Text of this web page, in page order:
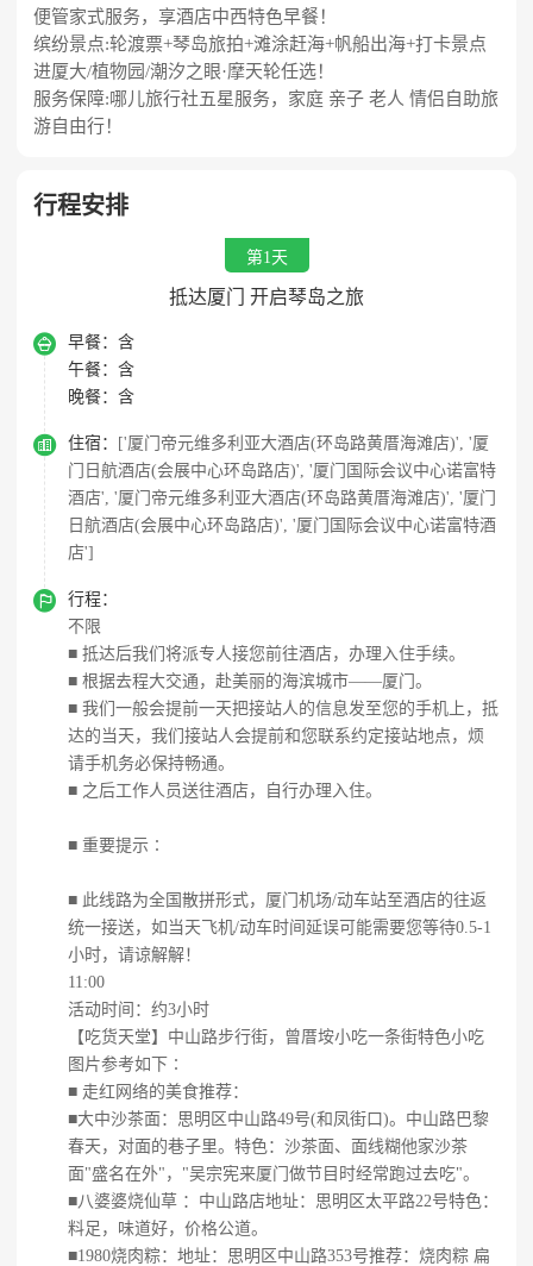
便管家式服务，享酒店中西特色早餐！
缤纷景点:轮渡票+琴岛旅拍+滩涂赶海+帆船出海+打卡景点
进厦大/植物园/潮汐之眼·摩天轮任选！
服务保障:哪儿旅行社五星服务，家庭 亲子 老人 情侣自助旅
游自由行！
行程安排
第1天
抵达厦门 开启琴岛之旅
 早餐： 含
午餐： 含
晚餐： 含
 住宿：
['厦门帝元维多利亚大酒店(环岛路黄厝海滩店)', '厦
门日航酒店(会展中心环岛路店)', '厦门国际会议中心诺富特
酒店', '厦门帝元维多利亚大酒店(环岛路黄厝海滩店)', '厦门
日航酒店(会展中心环岛路店)', '厦门国际会议中心诺富特酒
店']

行程：
不限
■ 抵达后我们将派专人接您前往酒店，办理入住手续。
■ 根据去程大交通，赴美丽的海滨城市——厦门。
■ 我们一般会提前一天把接站人的信息发至您的手机上，抵
达的当天，我们接站人会提前和您联系约定接站地点，烦
请手机务必保持畅通。
■ 之后工作人员送往酒店，自行办理入住。
■ 重要提示∶
■ 此线路为全国散拼形式，厦门机场/动车站至酒店的往返
统一接送，如当天飞机/动车时间延误可能需要您等待0.5-1
小时，请谅解解！
11:00
活动时间：约3小时
【吃货天堂】中山路步行街，曾厝垵小吃一条街特色小吃
图片参考如下∶
■ 走红网络的美食推荐：
■大中沙茶面：思明区中山路49号(和凤街口)。中山路巴黎
春天，对面的巷子里。特色：沙茶面、面线糊他家沙茶
面"盛名在外"，"吴宗宪来厦门做节目时经常跑过去吃"。
■八婆婆烧仙草 ：中山路店地址：思明区太平路22号特色：
料足，味道好，价格公道。
■1980烧肉粽：地址：思明区中山路353号推荐：烧肉粽 扁